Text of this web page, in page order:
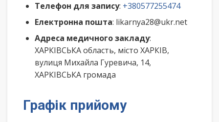
Телефон для запису: +380577255474
Електронна пошта: likarnya28@ukr.net
Адреса медичного закладу:
ХАРКІВСЬКА область, місто ХАРКІВ,
вулиця Михайла Гуревича, 14,
ХАРКІВСЬКА громада
Графік прийому